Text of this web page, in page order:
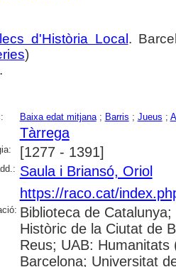
d'Història Local.
)
Baixa edat mitjana; Barris ; Jueus ;
Tàrrega
[1277 - 1391]
Saula i Briansó, Oriol
https://raco.cat/
Biblioteca de
Històric de la Ciutat de
Reus; UAB:
Barcelona; Universitat